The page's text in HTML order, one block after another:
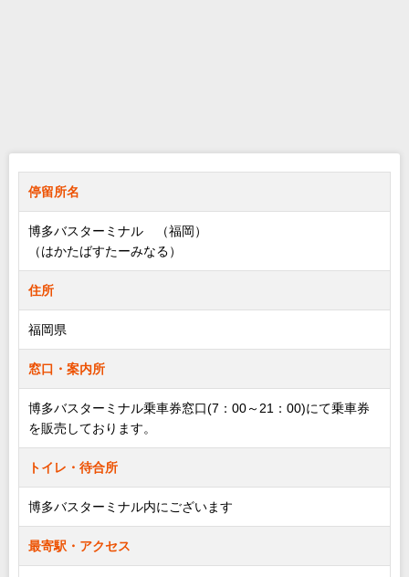
停留所名
博多バスターミナル （福岡）
（はかたばすたーみなる）
住所
福岡県
窓口・案内所
博多バスターミナル乗車券窓口(7：00～21：00)にて乗車券
を販売しております。
トイレ・待合所
博多バスターミナル内にございます
最寄駅・アクセス